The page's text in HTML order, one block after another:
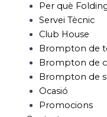
Per què
Servei Tècnic
Club House
Brompton de
Brompton de
Brompton de
Ocasió
Promocions